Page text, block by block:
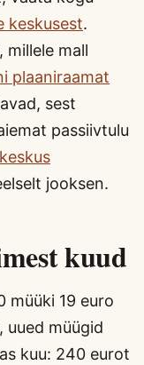
keskusest.
millele mall
plaaniraamat
sest
passiivtulu
jooksen.
kuud
müüki 19 euro
uued müügid
kuu: 240 eurot